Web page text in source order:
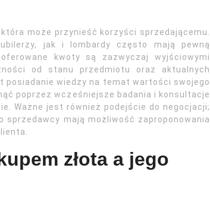
może przynieść korzyści sprzedającemu.
jak i lombardy często mają pewną
kwoty są zazwyczaj wyjściowymi
od stanu przedmiotu oraz aktualnych
posiadanie wiedzy na temat wartości swojego
poprzez wcześniejsze badania i konsultacje
Ważne jest również podejście do negocjacji;
mają możliwość zaproponowania
złota a jego